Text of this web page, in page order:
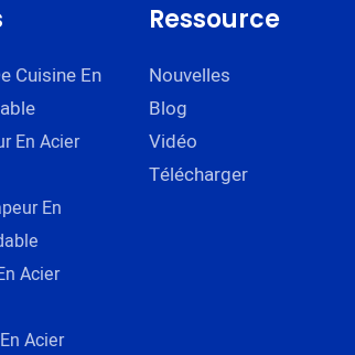
Cuisine En
En Acier
En
Acier
Acier
Ressource
Nouvelles
Blog
Vidéo
Télécharger